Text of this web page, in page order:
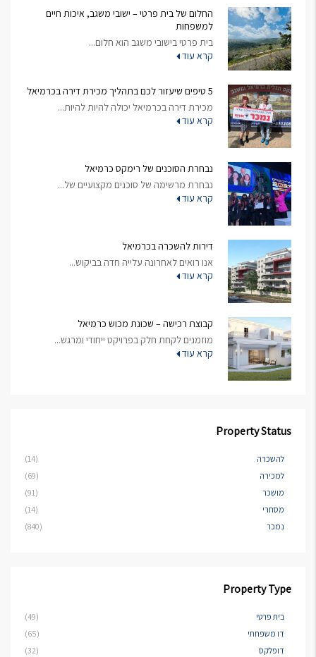
החלום של בית פרטי – ישובי משגב, איכות חיים
למשפחות
בית פרטי בישובי משגב הוא חלום...
קרא עוד
5 טיפים שיעזור לכם בתהליך מכירת דירה בכרמיאל
מכירת דירה בכרמיאל יכולה להיות להיות...
קרא עוד
נבחרת הסוכנים של רימקס כרמיאל
נבחרת מרשימה של סוכנים מקצועיים של...
קרא עוד
דירות להשכרה בכרמיאל
אנו רואים לאחרונה עלייה חדה בביקוש...
קרא עוד
קבוצת רכישה – שכונת מכוש כרמיאל
מוזמנים לקחת חלק בפרויקט ייחודי ומרגש...
קרא עוד
Property Status
להשכרה
(14)
למכירה
(69)
מושכר
(91)
מסחרי
(14)
נמכר
(840)
Property Type
בית פרטי
(49)
דו משפחתי
(65)
דופלקס
(32)